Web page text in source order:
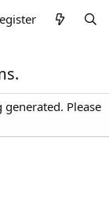
Please